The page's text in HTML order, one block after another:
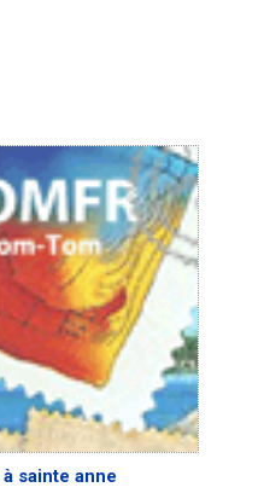
sainte anne